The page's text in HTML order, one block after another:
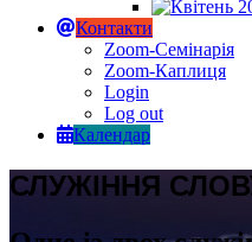
Контакти
Zoom-Семінарія
Zoom-Каплиця
Login
Log out
Календар
СЛУЖІННЯ